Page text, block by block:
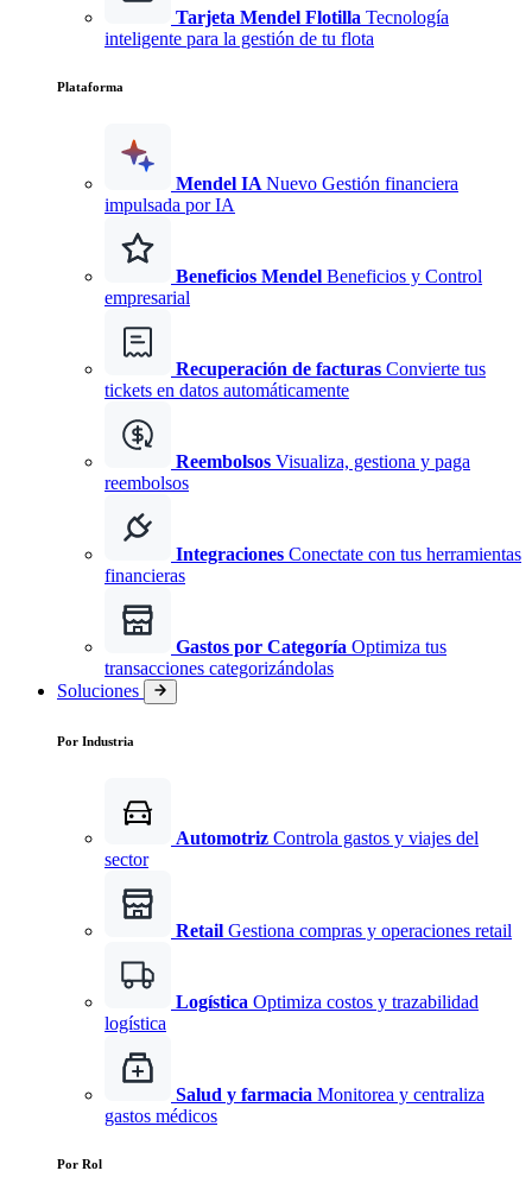
Tarjeta Mendel Flotilla Tecnología
inteligente para la gestión de tu flota
Plataforma
Mendel IA Nuevo Gestión financiera
impulsada por IA
Beneficios Mendel Beneficios y Control
empresarial
Recuperación de facturas Convierte tus
tickets en datos automáticamente
Reembolsos Visualiza, gestiona y paga
reembolsos
Integraciones Conectate con tus herramientas
financieras
Gastos por Categoría Optimiza tus
transacciones categorizándolas
Soluciones
Por Industria
Automotriz Controla gastos y viajes del
sector
Retail Gestiona compras y operaciones retail
Logística Optimiza costos y trazabilidad
logística
Salud y farmacia Monitorea y centraliza
gastos médicos
Por Rol